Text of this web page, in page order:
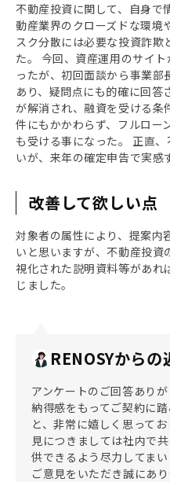
不動産投資に関して、自身で
動産業界のクローズドな環境
スク分散には必要な投資詐欺
た。 今回、資産運用のサイ
ったが、初回面談から事業
あり、疑問点にも的確に回答
が解消され、融資を受ける条
件にもかかわらず、フルロー
も受ける事になった。 正直
いが、来年の確定申告で実感
改善して欲しい点
対象者の属性により、提案内
いと思いますが、不動産投資
視化された説明資料等があれ
じました。
RENOSYからの
アンケートのご回答あり
納得感をもってご契約に
と、非常に嬉しく思って
見につきましては社内で
供できるよう尽力してま
ご意見をいただき誠にあ